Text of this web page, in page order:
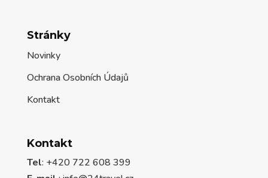
Stránky
Novinky
Ochrana Osobních Údajů
Kontakt
Kontakt
Tel: +420 722 608 399